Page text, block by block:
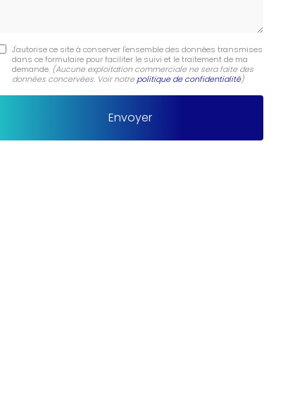
J'autorise ce site à conserver l'ensemble des données transmises
dans ce formulaire pour faciliter le suivi et le traitement de ma
demande. (Aucune exploitation commerciale ne sera faite des
données concervées. Voir notre politique de confidentialité)